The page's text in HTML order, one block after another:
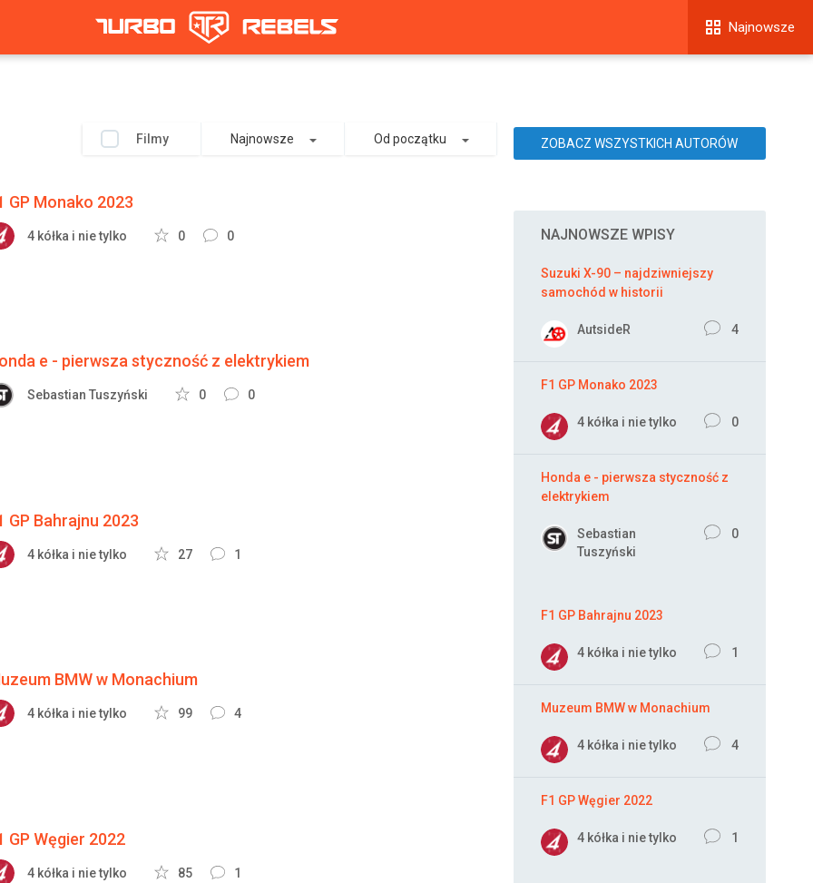
Najnowsze
Od początku
Najnowsze
Filmy
GP Monako 2023
4 kółka i nie tylko 0 0
e - pierwsza styczność z elektrykiem
Sebastian Tuszyński 0 0
GP Bahrajnu 2023
4 kółka i nie tylko 27 1
BMW w Monachium
4 kółka i nie tylko 99 4
GP Węgier 2022
4 kółka i nie tylko 85 1
ZOBACZ WSZYSTKICH AUTORÓW
NAJNOWSZE WPISY
Suzuki X-90 – najdziwniejszy
samochód w historii
AutsideR 4
F1 GP Monako 2023
4 kółka i nie tylko 0
Honda e - pierwsza styczność z
elektrykiem
Sebastian
Tuszyński
0
F1 GP Bahrajnu 2023
4 kółka i nie tylko 1
Muzeum BMW w Monachium
4 kółka i nie tylko 4
F1 GP Węgier 2022
4 kółka i nie tylko 1